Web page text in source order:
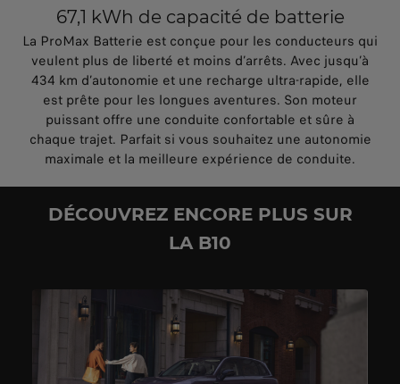
67,1 kWh de capacité de batterie
La ProMax Batterie est conçue pour les conducteurs qui
veulent plus de liberté et moins d’arrêts. Avec jusqu’à
434 km d’autonomie et une recharge ultra-rapide, elle
est prête pour les longues aventures. Son moteur
puissant offre une conduite confortable et sûre à
chaque trajet. Parfait si vous souhaitez une autonomie
maximale et la meilleure expérience de conduite.
DÉCOUVREZ ENCORE PLUS SUR
LA B10